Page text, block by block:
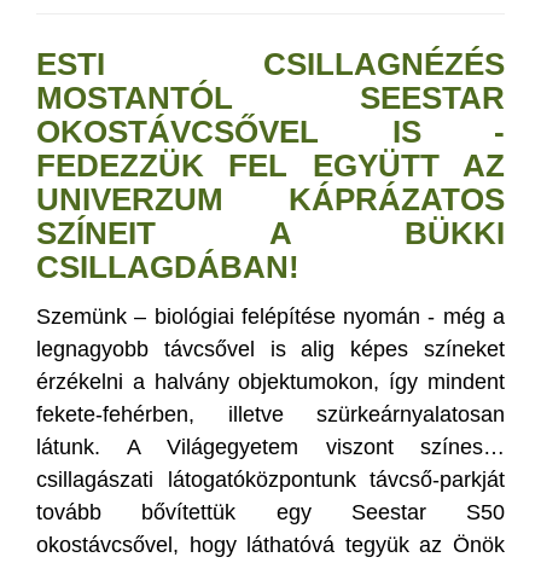
ESTI CSILLAGNÉZÉS
MOSTANTÓL SEESTAR
OKOSTÁVCSŐVEL IS -
FEDEZZÜK FEL EGYÜTT AZ
UNIVERZUM KÁPRÁZATOS
SZÍNEIT A BÜKKI
CSILLAGDÁBAN!
Szemünk – biológiai felépítése nyomán - még a
legnagyobb távcsővel is alig képes színeket
érzékelni a halvány objektumokon, így mindent
fekete-fehérben, illetve szürkeárnyalatosan
látunk. A Világegyetem viszont színes…
csillagászati látogatóközpontunk távcső-parkját
tovább bővítettük egy Seestar S50
okostávcsővel, hogy láthatóvá tegyük az Önök